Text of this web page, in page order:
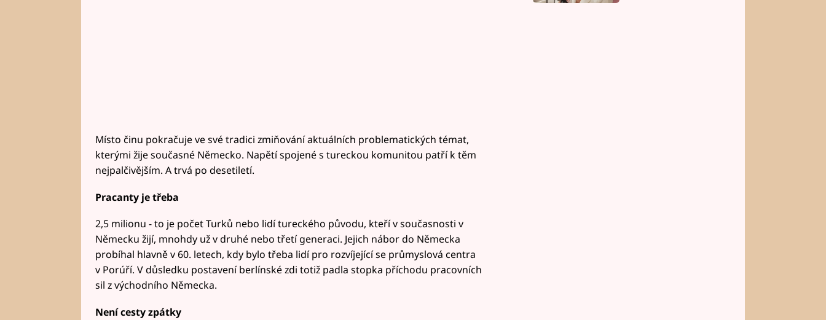
Místo činu pokračuje ve své tradici zmiňování aktuálních problematických témat,
kterými žije současné Německo. Napětí spojené s tureckou komunitou patří k těm
nejpalčivějším. A trvá po desetiletí.
Pracanty je třeba
2,5 milionu - to je počet Turků nebo lidí tureckého původu, kteří v současnosti v
Německu žijí, mnohdy už v druhé nebo třetí generaci. Jejich nábor do Německa
probíhal hlavně v 60. letech, kdy bylo třeba lidí pro rozvíjející se průmyslová centra
v Porúří. V důsledku postavení berlínské zdi totiž padla stopka příchodu pracovních
sil z východního Německa.
Není cesty zpátky